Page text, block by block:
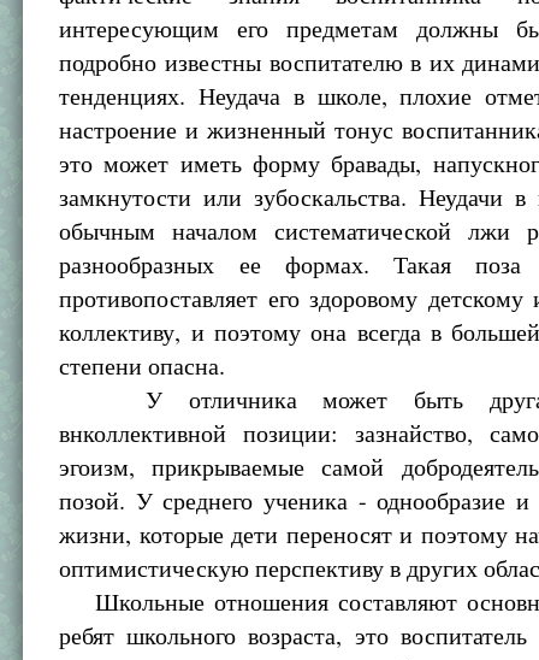
интересующим его предметам должны
подробно известны воспитателю в их
тенденциях. Неудача в школе, плохие
настроение и жизненный тонус
это может иметь форму бравады,
замкнутости или зубоскальства. Неудачи
обычным началом систематической лжи
разнообразных ее формах. Такая поза
противопоставляет его здоровому
коллективу, и поэтому она всегда в
степени опасна.
У отличника может быть
внколлективной позиции: зазнайство,
эгоизм, прикрываемые самой
позой. У среднего ученика - однообразие и
жизни, которые дети переносят и поэтому
оптимистическую перспективу в других
Школьные отношения составляют
ребят школьного возраста, это